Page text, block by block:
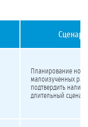
Планирование
малоизученных
подтвердить
длительный